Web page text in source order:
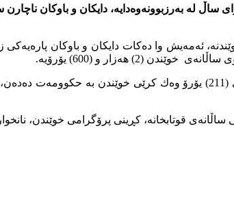
لە بەرزبوونەوەدایە، دایكان و باوكان ناچارن
ئەمەیش وا دەكات دایكان و باوكان پارەیەكی
لە بەرامبەردا هەندێ وڵات كرێی خوێندن هەرزانترە، لە فەڕەنسا خێزانەكان ساڵانە
قوتابخانە، كڕینی پرۆگرامی خوێندن،